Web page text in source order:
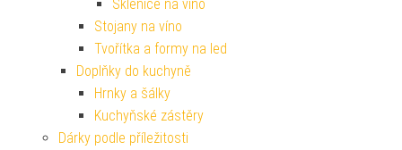
Sklenice na víno
Stojany na víno
Tvořítka a formy na led
Doplňky do kuchyně
Hrnky a šálky
Kuchyňské zástěry
Dárky podle příležitosti